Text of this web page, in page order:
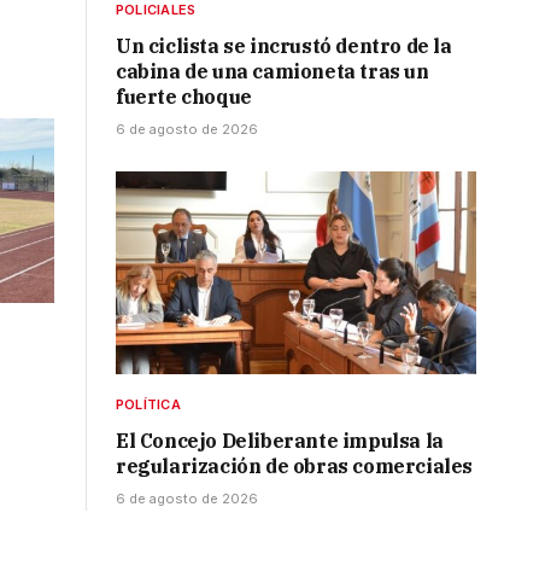
POLICIALES
Un ciclista se incrustó dentro de la
cabina de una camioneta tras un
fuerte choque
6 de agosto de 2026
POLÍTICA
El Concejo Deliberante impulsa la
regularización de obras comerciales
6 de agosto de 2026